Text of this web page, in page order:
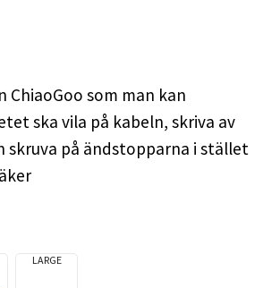
ChiaoGoo som man kan
ska vila på kabeln, skriva av
skruva på ändstopparna i stället
LARGE